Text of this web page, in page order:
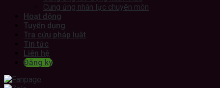
Cung ứng nhân lực chuyên môn
Hoạt động
Tuyển dụng
Tra cứu pháp luật
Tin tức
Liên hệ
Đăng ký